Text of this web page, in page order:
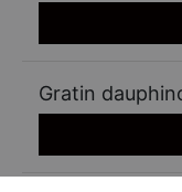
Gratin